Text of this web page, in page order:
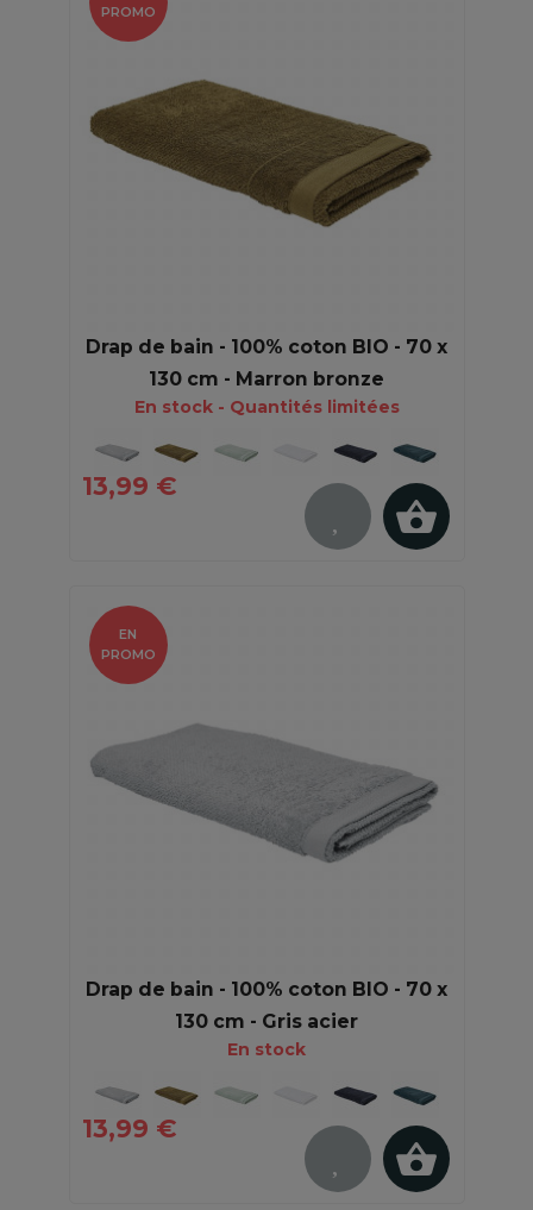
Drap de bain - 100% coton BIO - 70 x
130 cm - Marron bronze
En stock - Quantités limitées
13,99 €
PROMO
Drap de bain - 100% coton BIO - 70 x
130 cm - Gris acier
En stock
13,99 €
EN
PROMO